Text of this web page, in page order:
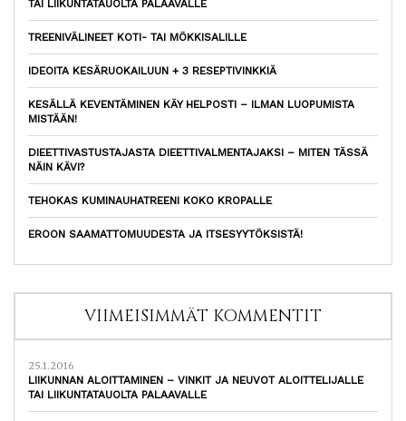
TAI LIIKUNTATAUOLTA PALAAVALLE
TREENIVÄLINEET KOTI- TAI MÖKKISALILLE
IDEOITA KESÄRUOKAILUUN + 3 RESEPTIVINKKIÄ
KESÄLLÄ KEVENTÄMINEN KÄY HELPOSTI – ILMAN LUOPUMISTA
MISTÄÄN!
DIEETTIVASTUSTAJASTA DIEETTIVALMENTAJAKSI – MITEN TÄSSÄ
NÄIN KÄVI?
TEHOKAS KUMINAUHATREENI KOKO KROPALLE
EROON SAAMATTOMUUDESTA JA ITSESYYTÖKSISTÄ!
VIIMEISIMMÄT KOMMENTIT
25.1.2016
LIIKUNNAN ALOITTAMINEN – VINKIT JA NEUVOT ALOITTELIJALLE
TAI LIIKUNTATAUOLTA PALAAVALLE